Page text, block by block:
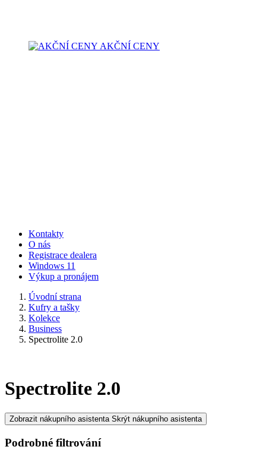
AKČNÍ CENY
Kontakty
O nás
Registrace dealera
Windows 11
Výkup a pronájem
Úvodní strana
Kufry a tašky
Kolekce
Business
Spectrolite 2.0
Spectrolite 2.0
Zobrazit nákupního asistenta Skrýt nákupního asistenta
Podrobné filtrování